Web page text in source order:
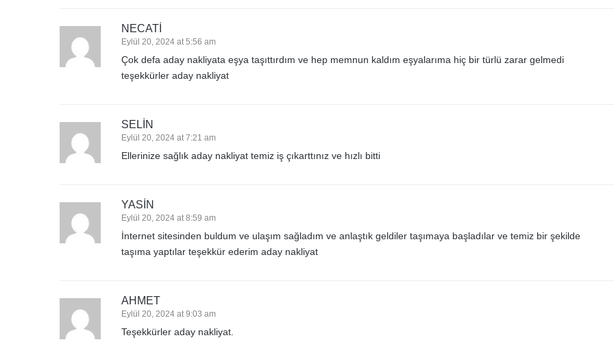
NECATI
Eylül 20, 2024 at 5:56 am
Çok defa aday nakliyata eşya taşıttırdım ve hep memnun kaldım eşyalarıma hiç bir türlü zarar gelmedi
teşekkürler aday nakliyat
SELIN
Eylül 20, 2024 at 7:21 am
Ellerinize sağlık aday nakliyat temiz iş çıkarttınız ve hızlı bitti
YASIN
Eylül 20, 2024 at 8:59 am
İnternet sitesinden buldum ve ulaşım sağladım ve anlaştık geldiler taşımaya başladılar ve temiz bir şekilde
taşıma yaptılar teşekkür ederim aday nakliyat
AHMET
Eylül 20, 2024 at 9:03 am
Teşekkürler aday nakliyat.